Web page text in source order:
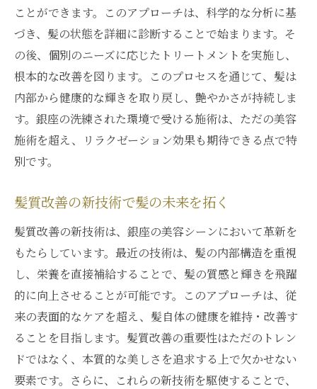
ことができます。このアプローチは、科学的な分析に基
づき、髪の状態を詳細に診断することで始まります。そ
の後、個別のニーズに応じたトリートメントを実施し、
根本的な改善を図ります。このプロセスを通じて、髪は
内部から健康的な輝きを取り戻し、艶やかさが持続しま
す。銀座の洗練された環境で受ける施術は、ただの美容
施術を超え、リラクゼーション効果も期待できる点で特
別です。
髪質改善の新技術で髪の未来を拓く
髪質改善の新技術は、銀座の美容シーンにおいて革新を
もたらしています。最近の技術は、髪の内部構造を重視
し、栄養を直接補給することで、髪の質感と輝きを飛躍
的に向上させることが可能です。このアプローチは、従
来の表面的なケアを超え、髪自体の健康を維持・改善す
ることを目指します。髪質改善の重要性はただのトレン
ドではなく、本質的な美しさを追求する上で欠かせない
要素です。さらに、これらの新技術を駆使することで、